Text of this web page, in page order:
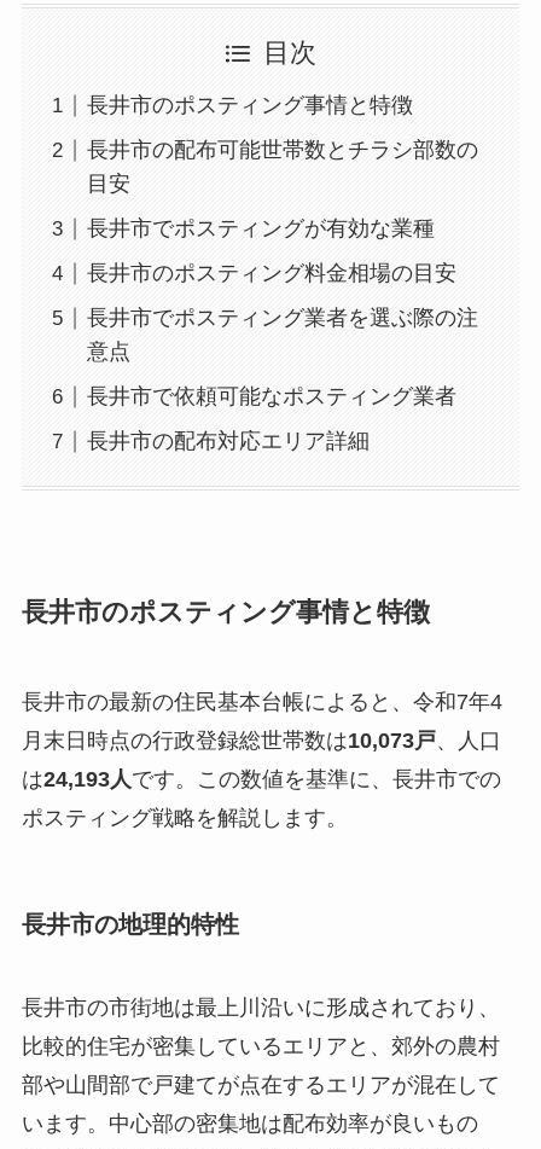
目次
長井市のポスティング事情と特徴
長井市の配布可能世帯数とチラシ部数の
目安
長井市でポスティングが有効な業種
長井市のポスティング料金相場の目安
長井市でポスティング業者を選ぶ際の注
意点
長井市で依頼可能なポスティング業者
長井市の配布対応エリア詳細
長井市のポスティング事情と特徴
長井市の最新の住民基本台帳によると、令和7年4
月末日時点の行政登録総世帯数は10,073戸、人口
は24,193人 です。この数値を基準に、長井市での
ポスティング戦略を解説します。
長井市の地理的特性
長井市の市街地は最上川沿いに形成されており、
比較的住宅が密集しているエリアと、郊外の農村
部や山間部で戸建てが点在するエリアが混在して
います。中心部の密集地は配布効率が良いもの